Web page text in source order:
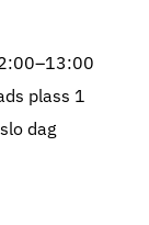
plass 1
dag